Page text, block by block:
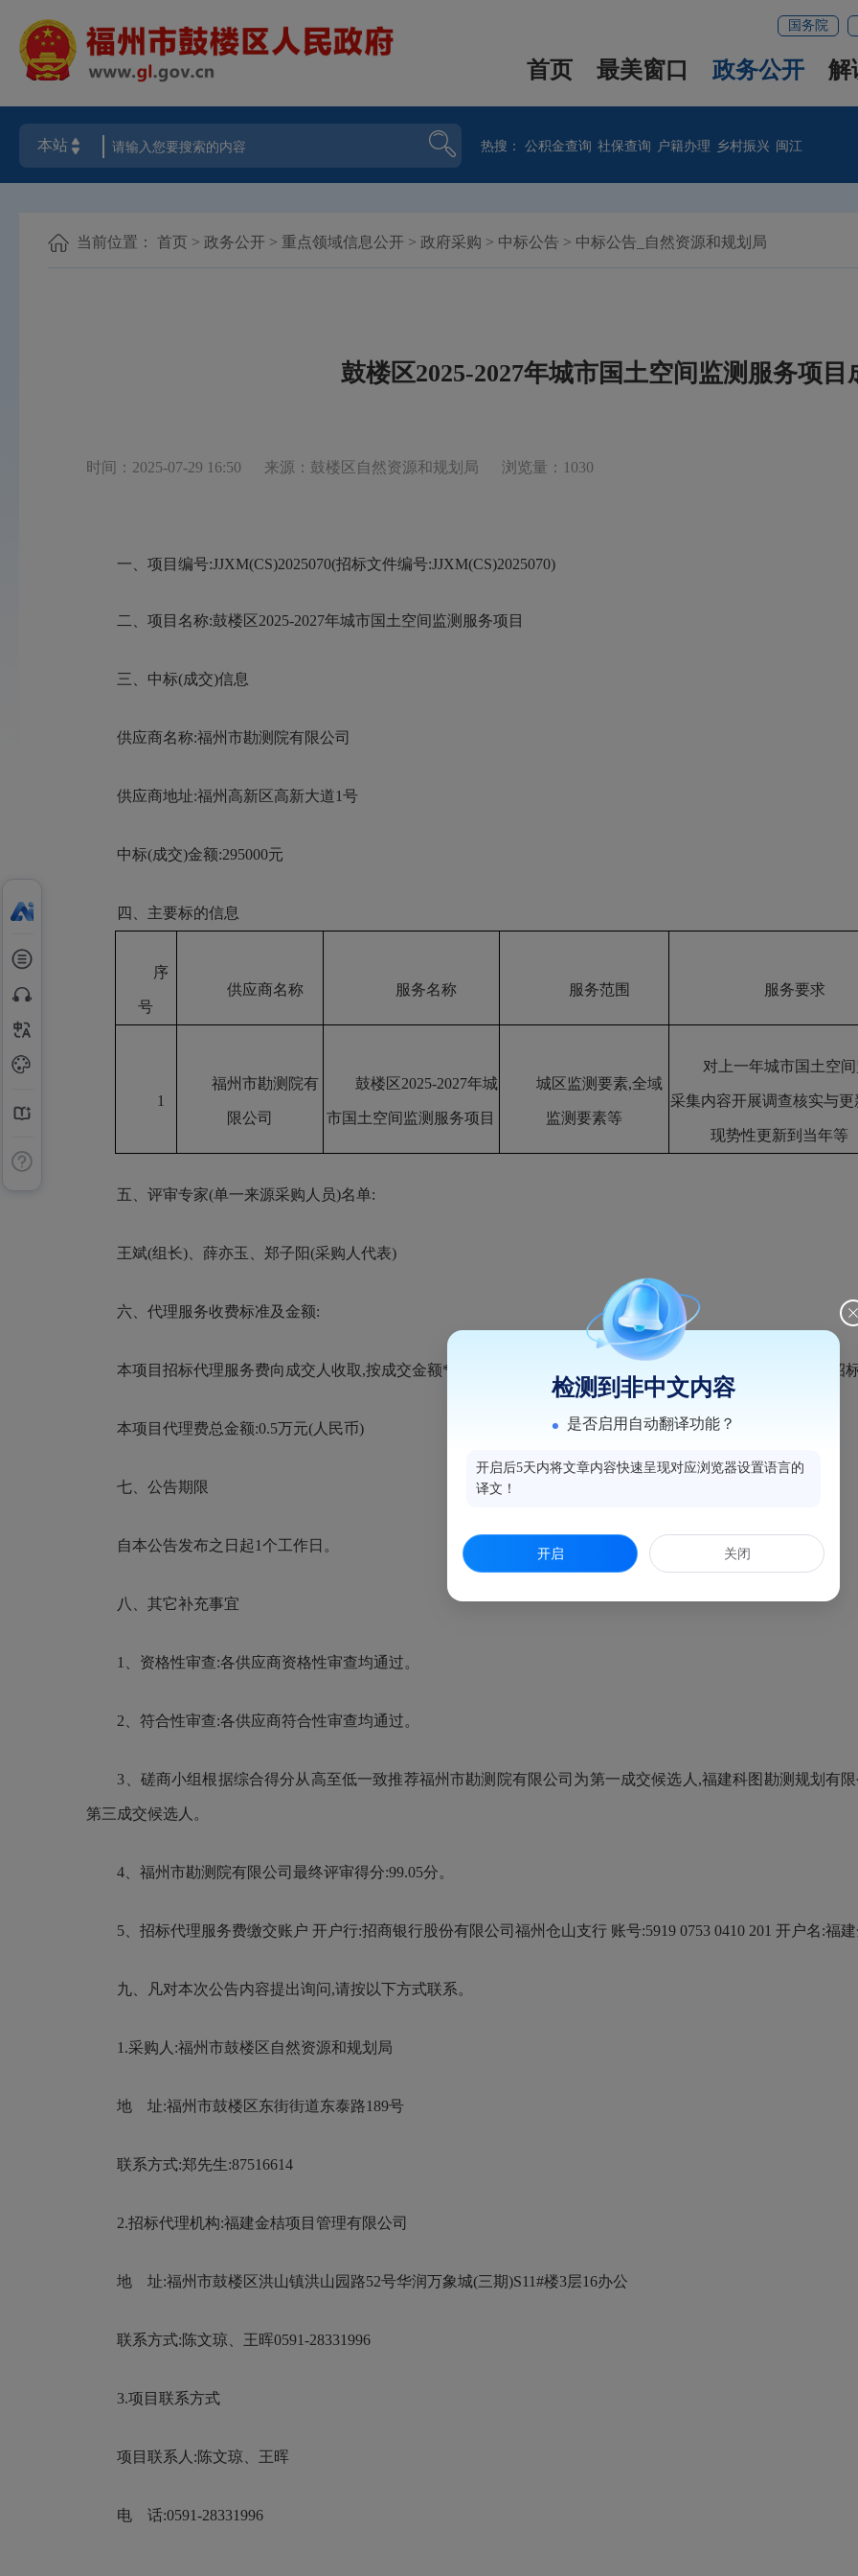
国务院
首页 最美窗口 政务公开 解
热搜：公积金查询 社保查询 户籍办理 乡村振兴 闽江
当前位置： 首页 > 政务公开 > 重点领域信息公开 > 政府采购 > 中标公告 > 中标公告_自然资源和规划局
鼓楼区2025-2027年城市国土空间监测服务项目
时间：2025-07-29 16:50 来源：鼓楼区自然资源和规划局 浏览量：1030
一、项目编号:JJXM(CS)2025070(招标文件编号:JJXM(CS)2025070)
二、项目名称:鼓楼区2025-2027年城市国土空间监测服务项目
三、中标(成交)信息
供应商名称:福州市勘测院有限公司
供应商地址:福州高新区高新大道1号
中标(成交)金额:295000元
四、主要标的信息
序
号
供应商名称 服务名称 服务范围 服务要求
1
福州市勘测院有
限公司
鼓楼区2025-2027年城
市国土空间监测服务项目
城区监测要素,全域
监测要素等
对上一年城市国土空间
采集内容开展调查核实与更
现势性更新到当年等
五、评审专家(单一来源采购人员)名单:
王斌(组长)、薛亦玉、郑子阳(采购人代表)
六、代理服务收费标准及金额:
本项目招标代理服务费向成交人收取,按成交金额*1.5%计算, 若招标代理服务费不足5000元,按照5000元收取招
本项目代理费总金额:0.5万元(人民币)
七、公告期限
自本公告发布之日起1个工作日。
八、其它补充事宜
1、资格性审查:各供应商资格性审查均通过。
2、符合性审查:各供应商符合性审查均通过。
3、 磋商小组根据综合得分从高至低一致推荐福州市勘测院有限公司 为第一成交候选 人,福建科图勘测规划有限
第三成交候选人。
4、 福州市勘测院有限公司 最终评审得分:99.05分。
5、招标代理服务费缴交账户 开户行:招商银行股份有限公司福州仓山支行 账号:5919 0753 0410 201 开户名:福
九、凡对本次公告内容提出询问,请按以下方式联系。
1.采购人:福州市鼓楼区自然资源和规划局
地 址:福州市鼓楼区东街街道东泰路189号
联系方式:郑先生:87516614
2.招标代理机构:福建金桔项目管理有限公司
地 址:福州市鼓楼区洪山镇洪山园路52号华润万象城(三期)S11#楼3层16办公
联系方式:陈文琼 、王晖0591-28331996
3.项目联系方式
项目联系人:陈文琼 、王晖
电 话:0591-28331996
检测到非中文内容
是否启用自动翻译功能？
开启后5天内将文章内容快速呈现对应浏览器设置语言的
译文！
开启 关闭